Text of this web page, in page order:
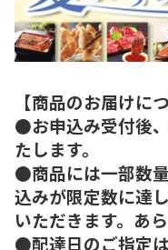
【商品のお届けに
●お申込み受付後
たします。
●商品には一部数
込みが限定数に達
いただきます。あ
●配達日のご指定は